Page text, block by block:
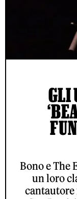
GLI
Bono e The
un loro
cantautore